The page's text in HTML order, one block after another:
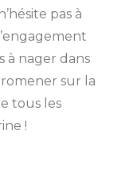
pas à
à nager dans
sur la
tous les
!